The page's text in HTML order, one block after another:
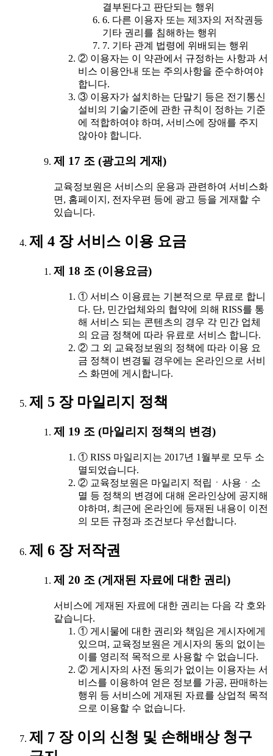
결부된다고 판단되는 행위
6. 다른 이용자 또는 제3자의 저작권등
기타 권리를 침해하는 행위
7. 기타 관계 법령에 위배되는 행위
② 이용자는 이 약관에서 규정하는 사항과 서
비스 이용안내 또는 주의사항을 준수하여야
합니다.
③ 이용자가 설치하는 단말기 등은 전기통신
설비의 기술기준에 관한 규칙이 정하는 기준
에 적합하여야 하며, 서비스에 장애를 주지
않아야 합니다.
제 17 조 (광고의 게재)
교육정보원은 서비스의 운용과 관련하여 서비스화
면, 홈페이지, 전자우편 등에 광고 등을 게재할 수
있습니다.
제 4 장 서비스 이용 요금
제 18 조 (이용요금)
① 서비스 이용료는 기본적으로 무료로 합니
다. 단, 민간업체와의 협약에 의해 RISS를 통
해 서비스 되는 콘텐츠의 경우 각 민간 업체
의 요금 정책에 따라 유료로 서비스 합니다.
② 그 외 교육정보원의 정책에 따라 이용 요
금 정책이 변경될 경우에는 온라인으로 서비
스 화면에 게시합니다.
제 5 장 마일리지 정책
제 19 조 (마일리지 정책의 변경)
① RISS 마일리지는 2017년 1월부로 모두 소
멸되었습니다.
② 교육정보원은 마일리지 적립ㆍ사용ㆍ소
멸 등 정책의 변경에 대해 온라인상에 공지해
야하며, 최근에 온라인에 등재된 내용이 이전
의 모든 규정과 조건보다 우선합니다.
제 6 장 저작권
제 20 조 (게재된 자료에 대한 권리)
서비스에 게재된 자료에 대한 권리는 다음 각 호와
같습니다.
① 게시물에 대한 권리와 책임은 게시자에게
있으며, 교육정보원은 게시자의 동의 없이는
이를 영리적 목적으로 사용할 수 없습니다.
② 게시자의 사전 동의가 없이는 이용자는 서
비스를 이용하여 얻은 정보를 가공, 판매하는
행위 등 서비스에 게재된 자료를 상업적 목적
으로 이용할 수 없습니다.
제 7 장 이의 신청 및 손해배상 청구